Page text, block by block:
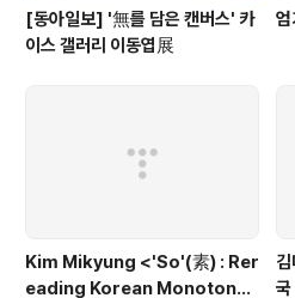
[동아일보] '無를 담은 캔버스' 카
이스 갤러리 이동엽展
Kim Mikyung <'So'(素) : Rer
eading Korean Monotone
국